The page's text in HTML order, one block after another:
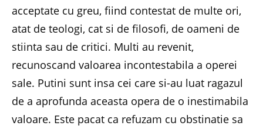
acceptate cu greu, fiind contestat de multe ori,
atat de teologi, cat si de filosofi, de oameni de
stiinta sau de critici. Multi au revenit,
recunoscand valoarea incontestabila a operei
sale. Putini sunt insa cei care si-au luat ragazul
de a aprofunda aceasta opera de o inestimabila
valoare. Este pacat ca refuzam cu obstinatie sa